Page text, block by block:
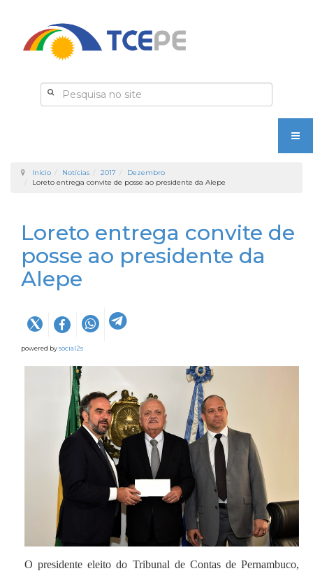
Início Notícias 2017
Dezembro
Loreto entrega convite de posse ao presidente da Alepe
Loreto entrega convite de
posse ao presidente da
Alepe
powered bysocial2s
O presidente eleito do Tribunal de Contas de Pernambuco,